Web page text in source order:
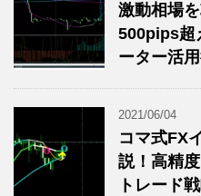
激動相場
500pips超
ーター活
2021/06/04
コマ式FX
説！高精
トレード